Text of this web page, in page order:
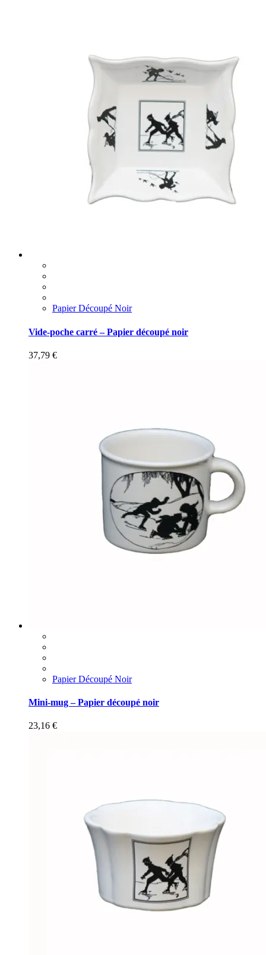
Papier Découpé Noir
Vide-poche carré – Papier découpé noir
37,79 €
Papier Découpé Noir
Mini-mug – Papier découpé noir
23,16 €